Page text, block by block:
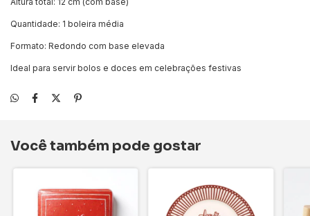
Quantidade: 1 boleira média
Formato: Redondo com base elevada
Ideal para servir bolos e doces em celebrações festivas
Você também pode gostar